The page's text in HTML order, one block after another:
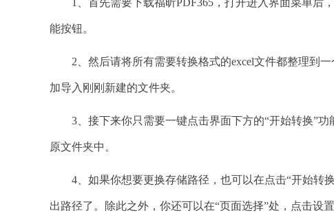
1、首先需要下载福昕PDF365，打开进入界面菜单后
能按钮。
2、然后请将所有需要转换格式的excel文件都整理到一
加导入刚刚新建的文件夹。
3、接下来你只需要一键点击界面下方的“开始转换”功
原文件夹中。
4、如果你想要更换存储路径，也可以在点击“开始转换
出路径了。除此之外，你还可以在“页面选择”处，点击设